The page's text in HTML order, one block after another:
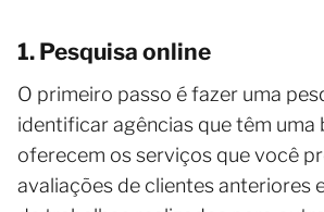
1. Pesquisa online
O primeiro passo é fazer uma
identificar agências que têm uma
oferecem os serviços que você
avaliações de clientes anteriores